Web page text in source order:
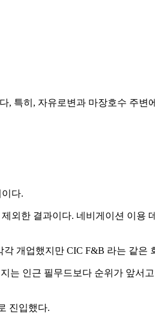
특히, 자유로변과 마장호수 주변
다.
한 결과이다. 네비게이션 이용
개업했지만 CIC F&B 라는 같은
는 인근 필무드보다 순위가 앞서
진입했다.